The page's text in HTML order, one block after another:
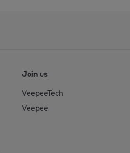
Join us
VeepeeTech
Veepee